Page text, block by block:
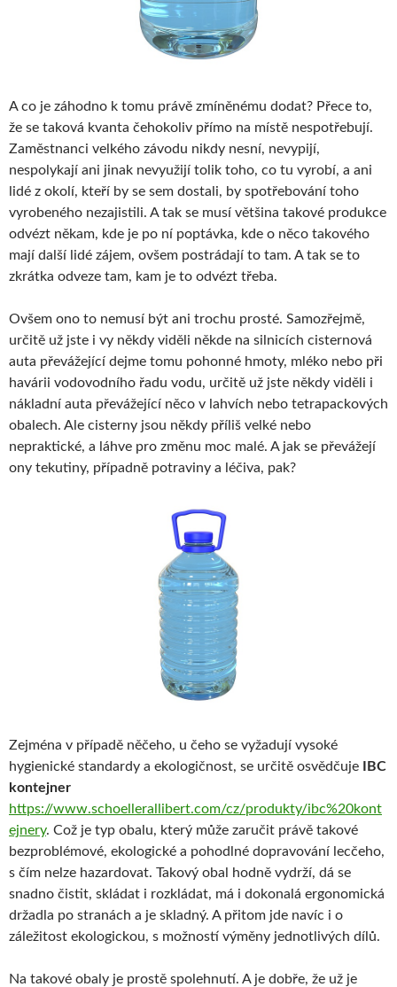
A co je záhodno k tomu právě zmíněnému dodat? Přece to,
že se taková kvanta čehokoliv přímo na místě nespotřebují.
Zaměstnanci velkého závodu nikdy nesní, nevypijí,
nespolykají ani jinak nevyužijí tolik toho, co tu vyrobí, a ani
lidé z okolí, kteří by se sem dostali, by spotřebování toho
vyrobeného nezajistili. A tak se musí většina takové produkce
odvézt někam, kde je po ní poptávka, kde o něco takového
mají další lidé zájem, ovšem postrádají to tam. A tak se to
zkrátka odveze tam, kam je to odvézt třeba.
Ovšem ono to nemusí být ani trochu prosté. Samozřejmě,
určitě už jste i vy někdy viděli někde na silnicích cisternová
auta převážející dejme tomu pohonné hmoty, mléko nebo při
havárii vodovodního řadu vodu, určitě už jste někdy viděli i
nákladní auta převážející něco v lahvích nebo tetrapackových
obalech. Ale cisterny jsou někdy příliš velké nebo
nepraktické, a láhve pro změnu moc malé. A jak se převážejí
ony tekutiny, případně potraviny a léčiva, pak?
Zejména v případě něčeho, u čeho se vyžadují vysoké
hygienické standardy a ekologičnost, se určitě osvědčuje IBC
kontejner
https://www.schoellerallibert.com/cz/produkty/ibc%20kont
ejnery. Což je typ obalu, který může zaručit právě takové
bezproblémové, ekologické a pohodlné dopravování lecčeho,
s čím nelze hazardovat. Takový obal hodně vydrží, dá se
snadno čistit, skládat i rozkládat, má i dokonalá ergonomická
držadla po stranách a je skladný. A přitom jde navíc i o
záležitost ekologickou, s možností výměny jednotlivých dílů.
Na takové obaly je prostě spolehnutí. A je dobře, že už je